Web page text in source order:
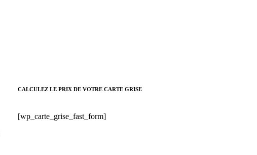
CALCULEZ LE PRIX DE VOTRE CARTE GRISE
[wp_carte_grise_fast_form]